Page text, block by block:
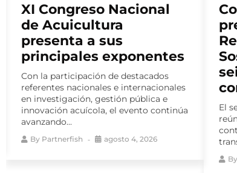
Consejo del Salmón
presenta nuevo
Reporte de Impacto
Sostenible y consolida
seis años de medición
continua
El sexto Reporte de Impacto Sostenible
reúne más de 140 indicadores y da
transparencia activa...
By